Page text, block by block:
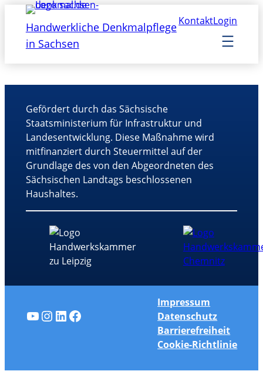
KontaktLogin
Handwerkliche Denkmalpflege
in Sachsen
Gefördert durch das Sächsische
Staatsministerium für Infrastruktur und
Landesentwicklung. Diese Maßnahme wird
mitfinanziert durch Steuermittel auf der
Grundlage des von den Abgeordneten des
Sächsischen Landtags beschlossenen
Haushaltes.
YouTube
Instagram
LinkedIn
Facebook
Impressum
Datenschutz
Barrierefreiheit
Cookie-Richtlinie